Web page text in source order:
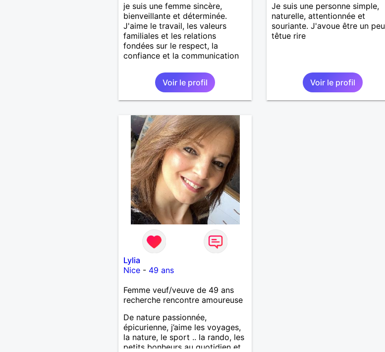
je suis une femme sincère,
bienveillante et déterminée.
J'aime le travail, les valeurs
familiales et les relations
fondées sur le respect, la
confiance et la communication
Voir le profil
Je suis une personne simple,
naturelle, attentionnée et
souriante. J'avoue être un peu
têtue rire
Voir le profil
Lylia
Nice- 49 ans
Femme veuf/veuve de 49 ans
recherche rencontre amoureuse
De nature passionnée,
épicurienne, j’aime les voyages,
la nature, le sport .. la rando, les
petits bonheurs au quotidien et